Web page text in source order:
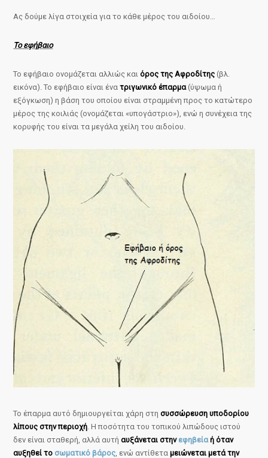
Ας δούμε λίγα στοιχεία για το κάθε μέρος του αιδοίου…
Το εφήβαιο
Το εφήβαιο ονομάζεται αλλιώς καιόρος της Αφροδίτης (βλ.
εικόνα). Το εφήβαιο είναι ένατριγωνικό έπαρμα(ύψωμα ή
εξόγκωση) η βάση του οποίου είναι στραμμένη προς το κατώτερο
μέρος της κοιλιάς (ονομάζεται «υπογάστριο»), ενώ η συνέχεια της
κορυφής του είναι τα μεγάλα χείλη του αιδοίου.
Το έπαρμα αυτό δημιουργείται χάρη στησυσσώρευση υποδορίου
λίπους στην περιοχή. Η ποσότητα του τοπικού λιπώδους ιστού
δεν είναι σταθερή, αλλά αυτήαυξάνεται στην εφηβείαή όταν
αυξηθεί το σωματικό βάρος, ενώ αντίθεταμειώνεται μετά την